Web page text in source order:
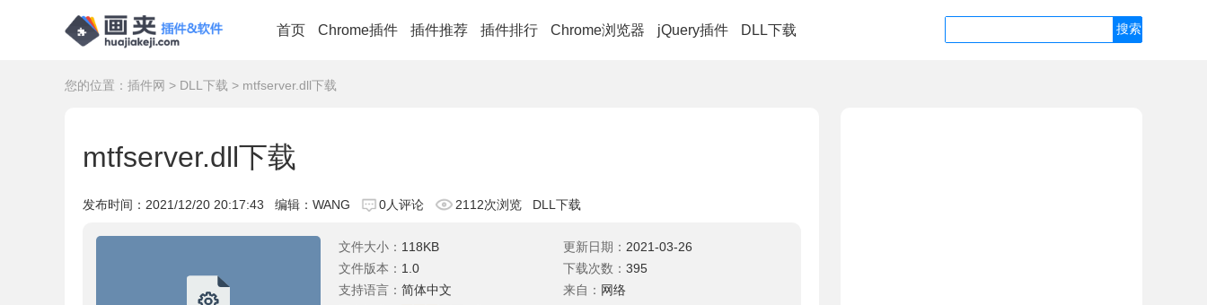
首页 Chrome插件 插件推荐 插件排行 Chrome浏览器 jQuery插件 DLL下载
您的位置： 插件网 > DLL下载 > mtfserver.dll下载
mtfserver.dll下载
发布时间： 2021/12/20 20:17:43 编辑：WANG 0人评论 2112次浏览 DLL下载
文件大小： 118KB
文件版本： 1.0
支持语言： 简体中文
更新日期： 2021-03-26
下载次数： 395
来自： 网络